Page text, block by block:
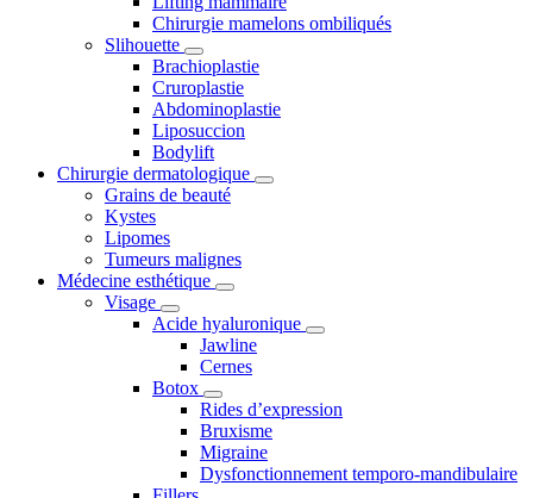
Chirurgie mamelons ombiliqués
Slihouette
Brachioplastie
Cruroplastie
Abdominoplastie
Liposuccion
Bodylift
Chirurgie dermatologique
Grains de beauté
Kystes
Lipomes
Tumeurs malignes
Médecine esthétique
Visage
Acide hyaluronique
Jawline
Cernes
Botox
Rides d’expression
Bruxisme
Migraine
Dysfonctionnement temporo-mandibulaire